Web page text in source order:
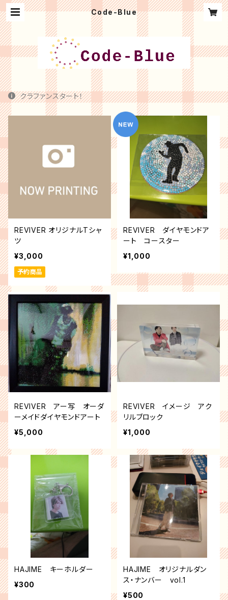
Code-Blue
クラファンスタート！
REVIVER オリジナルTシャ
ツ
¥3,000
予約商品
REVIVER ダイヤモンドア
ート コースター
¥1,000
REVIVER アー写 オーダ
ーメイドダイヤモンドアート
¥5,000
REVIVER イメージ アク
リルブロック
¥1,000
HAJIME キーホルダー
¥300
HAJIME オリジナルダン
ス・ナンバー vol.1
¥500